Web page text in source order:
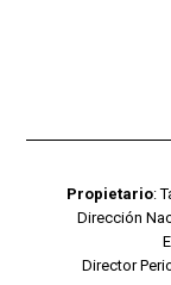
Propietario:
Dirección
Director